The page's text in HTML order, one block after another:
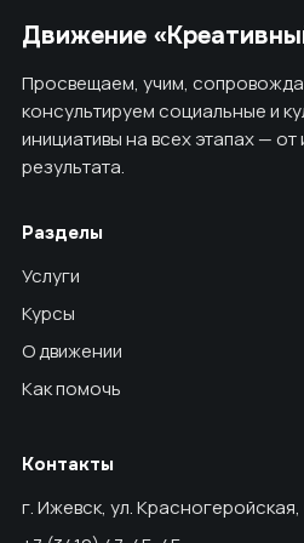
Движение
Просвещаем, учим,
консультируем социальные и
инициативы на всех этапах — от
результата.
Разделы
Услуги
Курсы
О движении
Как помочь
Контакты
г. Ижевск, ул. Красногеройская,